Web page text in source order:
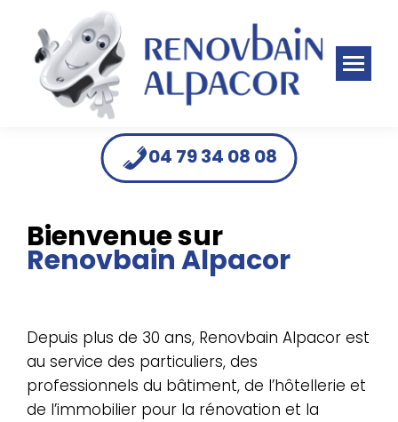
Panneau de gestion des cookies
Bienvenue sur
Renovbain Alpacor
Depuis plus de 30 ans, Renovbain Alpacor est
au service des particuliers, des
professionnels du bâtiment, de l’hôtellerie et
de l’immobilier pour la rénovation et la
04 79 34 08 08